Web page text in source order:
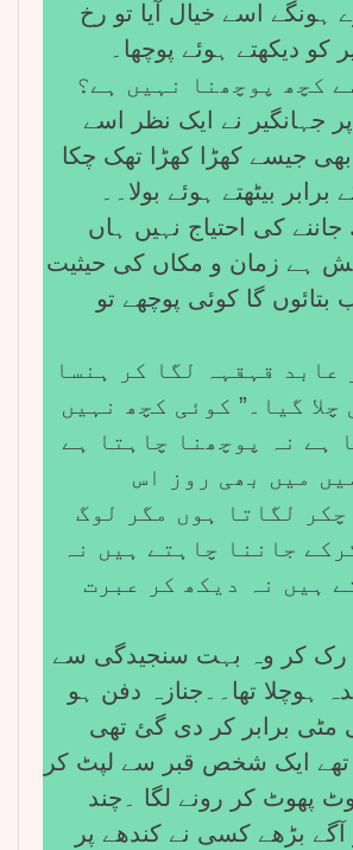
ہونگے اسے خیال آیا تو رخ
کو دیکھتے ہوئے پوچھا۔
کچھ پوچھنا نہیں ہے؟
جہانگیر نے ایک نظر اسے
بھی جیسے کھڑا کھڑا تھک چکا
بیٹھتے ہوئے بولا۔۔
کی احتیاج نہیں ہاں
ہے زمان و مکاں کی حیثیت
گا کوئی پوچھے تو
عابد قہقہہ لگا کر ہنسا
چلا گیا۔” کوئی کچھ نہیں
ہے نہ پوچھنا چاہتا ہے
میں بھی روز اس
چکر لگاتا ہوں مگر لوگ
جاننا چاہتے ہیں نہ
ہیں نہ دیکھ کر عبرت
رک کر وہ بہت سنجیدگی سے
ہوچلا تھا۔۔جنازہ دفن ہو
مٹی برابر کر دی گئ تھی
تھے ایک شخص قبر سے لپٹ کر
پھوٹ کر رونے لگا ۔چند
بڑھے کسی نے کندھے پر